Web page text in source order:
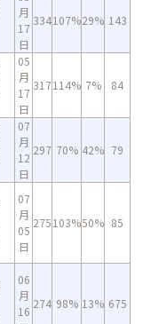
月
17
日
334107%29% 143
05
月
17
日
317114% 7% 84
07
月
12
日
297 70% 42% 79
07
月
05
日
275103%50% 85
06
月
16
274 98% 13% 675